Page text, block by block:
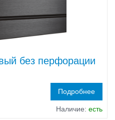
без перфорации
Подробнее
Наличие: есть